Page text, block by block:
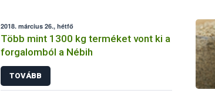
2018. március 26., hétfő
Több mint 1300 kg terméket vont ki a
forgalomból a Nébih
TOVÁBB